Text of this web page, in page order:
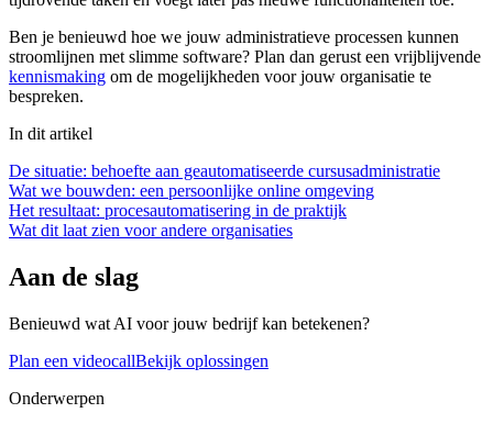
Ben je benieuwd hoe we jouw administratieve processen kunnen
stroomlijnen met slimme software? Plan dan gerust een vrijblijvende
kennismaking om de mogelijkheden voor jouw organisatie te
bespreken.
In dit artikel
De situatie: behoefte aan geautomatiseerde cursusadministratie
Wat we bouwden: een persoonlijke online omgeving
Het resultaat: procesautomatisering in de praktijk
Wat dit laat zien voor andere organisaties
Aan de slag
Benieuwd wat AI voor jouw bedrijf kan betekenen?
Plan een videocallBekijk oplossingen
Onderwerpen